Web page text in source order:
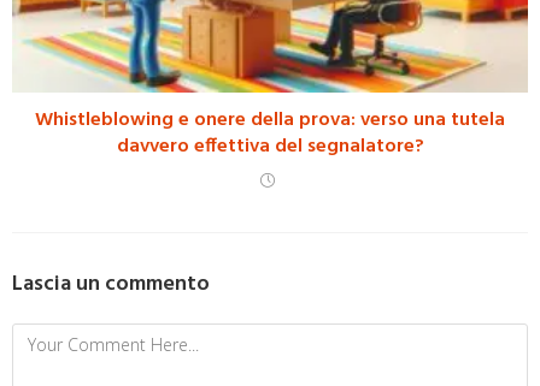
Whistleblowing e onere della prova: verso una tutela
davvero effettiva del segnalatore?
Lascia un commento